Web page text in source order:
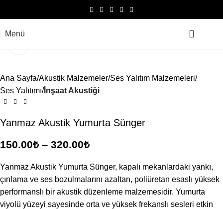
Menü
Ana Sayfa Akustik Malzemeler Ses Yalıtım Malzemeleri
Ses Yalıtımı İnşaat Akustiği
Yanmaz Akustik Yumurta Sünger
150.00₺ – 320.00₺
Yanmaz Akustik Yumurta Sünger, kapalı mekanlardaki yankı,
çınlama ve ses bozulmalarını azaltan, poliüretan esaslı yüksek
performanslı bir akustik düzenleme malzemesidir. Yumurta
viyolü yüzeyi sayesinde orta ve yüksek frekanslı sesleri etkin